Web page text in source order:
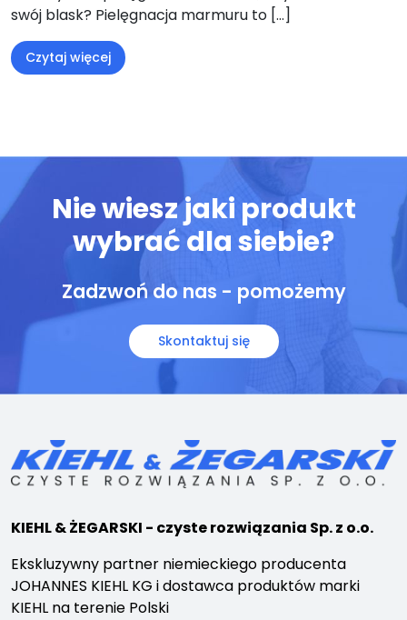
swój blask? Pielęgnacja marmuru to […]
Czytaj więcej
Nie wiesz jaki produkt
wybrać dla siebie?
Zadzwoń do nas - pomożemy
Skontaktuj się
KIEHL & ŻEGARSKI - czyste rozwiązania Sp. z o.o.
Ekskluzywny partner niemieckiego producenta
JOHANNES KIEHL KG i dostawca produktów marki
KIEHL na terenie Polski